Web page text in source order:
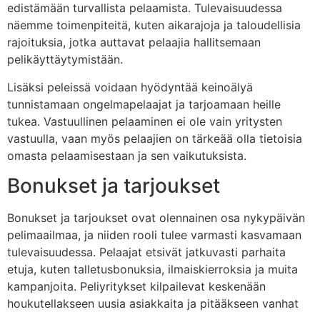
edistämään turvallista pelaamista. Tulevaisuudessa
näemme toimenpiteitä, kuten aikarajoja ja taloudellisia
rajoituksia, jotka auttavat pelaajia hallitsemaan
pelikäyttäytymistään.
Lisäksi peleissä voidaan hyödyntää keinoälyä
tunnistamaan ongelmapelaajat ja tarjoamaan heille
tukea. Vastuullinen pelaaminen ei ole vain yritysten
vastuulla, vaan myös pelaajien on tärkeää olla tietoisia
omasta pelaamisestaan ja sen vaikutuksista.
Bonukset ja tarjoukset
Bonukset ja tarjoukset ovat olennainen osa nykypäivän
pelimaailmaa, ja niiden rooli tulee varmasti kasvamaan
tulevaisuudessa. Pelaajat etsivät jatkuvasti parhaita
etuja, kuten talletusbonuksia, ilmaiskierroksia ja muita
kampanjoita. Peliyritykset kilpailevat keskenään
houkutellakseen uusia asiakkaita ja pitääkseen vanhat